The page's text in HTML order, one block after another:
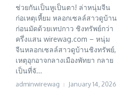
ช่วยกันเป็นหูเป็นตา! ล่าหนุ่มจีน
ก่อเหตุเหี้ยม หลอกเซลล์สาวดูบ้าน
ก่อนมัดด้วยเทปกาว ชิงทรัพย์กว่า
ครึ่งแสน wirewag.com – หนุ่ม
จีนหลอกเซลล์สาวดูบ้านชิงทรัพย์,
เหตุอุกอาจกลางเมืองพัทยา กลาย
เป็นที่จั...
adminwirewag January 14, 2026